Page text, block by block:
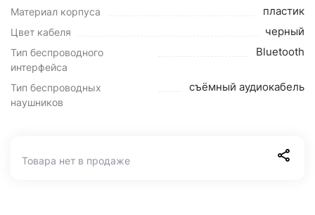
Материал корпуса пластик
Цвет кабеля черный
Тип беспроводного
интерфейса
Bluetooth
Тип беспроводных
наушников
съёмный аудиокабель
Товара нет в продаже